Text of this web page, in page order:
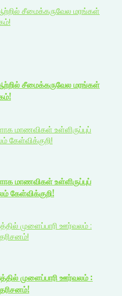
சீமைக்கருவேல மரங்கள்
சீமைக்கருவேல மரங்கள்
மாணவிகள் உள்ளிருப்புப்
கேள்விக்குறி!
மாணவிகள் உள்ளிருப்புப்
கேள்விக்குறி!
முளைப்பாரி ஊர்வலம் :
முளைப்பாரி ஊர்வலம் :